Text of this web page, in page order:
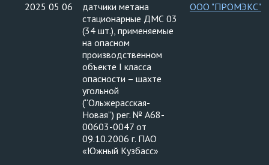
2025 05 06
датчики метана
стационарные ДМС 03
(34 шт.), применяемые
на опасном
производственном
объекте I класса
опасности – шахте
угольной
(“Ольжерасская-
Новая”) рег. № А68-
00603-0047 от
09.10.2006 г. ПАО
«Южный Кузбасс»
ООО "ПРОМЭКС"